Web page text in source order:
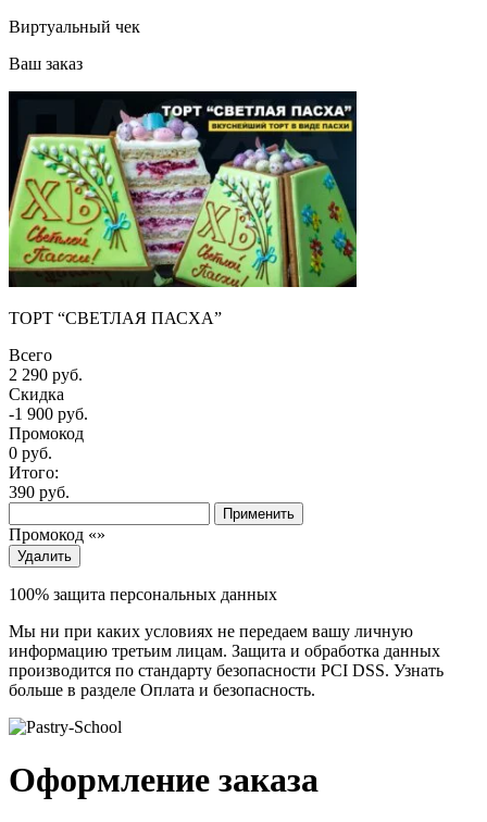
Виртуальный чек
Ваш заказ
ТОРТ “СВЕТЛАЯ ПАСХА”
Всего
2 290 руб.
Скидка
-1 900 руб.
Промокод
0 руб.
Итого:
390 руб.
Применить
Промокод «»
Удалить
100% защита персональных данных
Мы ни при каких условиях не передаем вашу личную
информацию третьим лицам. Защита и обработка данных
производится по стандарту безопасности PCI DSS. Узнать
больше в разделе Оплата и безопасность.
Оформление заказа